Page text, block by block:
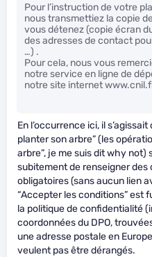
Pour l’instruction de votre
nous transmettiez la copie
vous détenez (copie écran
des adresses de contact
…) .
Pour cela, nous vous
notre service en ligne de
notre site internet
En l’occurrence ici, il
planter son arbre” (les
arbre”, je me suis dit why not)
subitement de renseigner
obligatoires (sans aucun lien
“Accepter les conditions” est
la politique de confidentialité
coordonnées du DPO,
une adresse postale en
veulent pas être dérangés.